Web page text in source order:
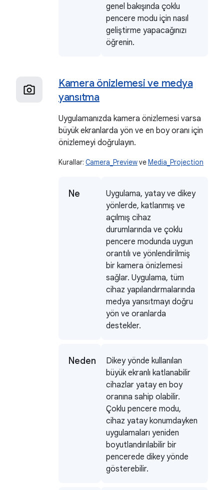
genel bakışında çoklu
pencere modu için nasıl
geliştirme yapacağınızı
öğrenin.
Kamera önizlemesi ve medya
yansıtma
Uygulamanızda kamera önizlemesi varsa
büyük ekranlarda yön ve en boy oranı için
önizlemeyi doğrulayın.
Kurallar: Camera_Previewve Media_Projection
Ne
Uygulama, yatay ve dikey
yönlerde, katlanmış ve
açılmış cihaz
durumlarında ve çoklu
pencere modunda uygun
orantılı ve yönlendirilmiş
bir kamera önizlemesi
sağlar. Uygulama, tüm
cihaz yapılandırmalarında
medya yansıtmayı doğru
yön ve oranlarda
destekler.
Neden
Dikey yönde kullanılan
büyük ekranlı katlanabilir
cihazlar yatay en boy
oranına sahip olabilir.
Çoklu pencere modu,
cihaz yatay konumdayken
uygulamaları yeniden
boyutlandırılabilir bir
pencerede dikey yönde
gösterebilir.